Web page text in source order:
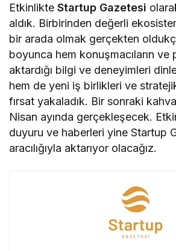
EtkinlikteStartup Gazetesi
aldık. Birbirinden değerli
bir arada olmak gerçekten
boyunca hem konuşmacıların ve
aktardığı bilgi ve deneyimleri
hem de yeni iş birlikleri ve
fırsat yakaladık. Bir sonraki
Nisan ayında gerçekleşecek.
duyuru ve haberleri yine Startup
aracılığıyla aktarıyor olacağız.